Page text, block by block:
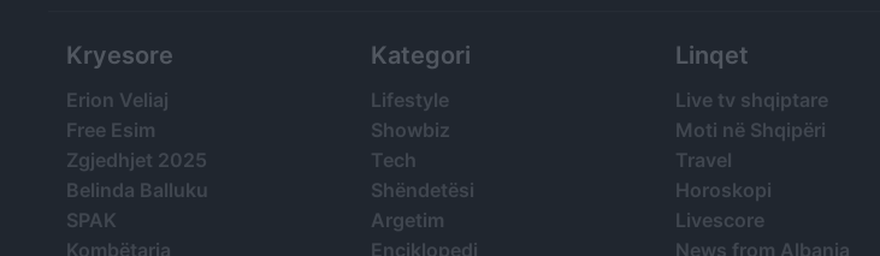
Kryesore
Erion Veliaj
Free Esim
Zgjedhjet 2025
Belinda Balluku
SPAK
Kombëtarja
Kategori
Lifestyle
Showbiz
Tech
Shëndetësi
Argetim
Enciklopedi
Linqet
Live tv shqiptare
Moti në Shqipëri
Travel
Horoskopi
Livescore
News from Albania